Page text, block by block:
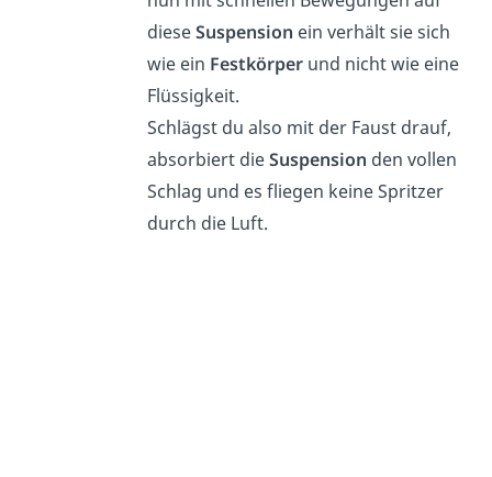
dieseSuspension ein verhält sie sich
wie ein Festkörper und nicht wie eine
Flüssigkeit.
Schlägst du also mit der Faust drauf,
absorbiert dieSuspension den vollen
Schlag und es fliegen keine Spritzer
durch die Luft.